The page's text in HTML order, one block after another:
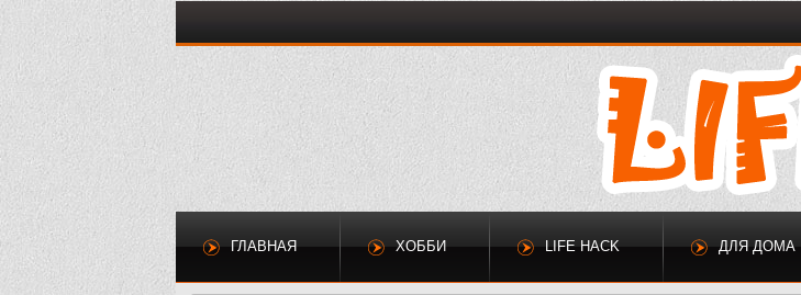
ГЛАВНАЯ ХОББИ LIFE HACK ДЛЯ ДОМА